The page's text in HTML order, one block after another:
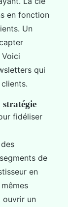
en fonction
Un
qui
fidéliser
de
en
ouvrir un